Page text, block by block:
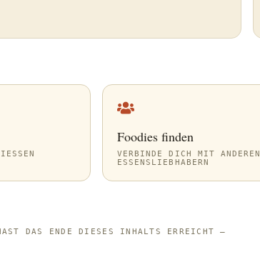
Foodies finden
VERBINDE DICH MIT ANDEREN
ESSENSLIEBHABERN
DAS ENDE DIESES INHALTS ERREICHT —